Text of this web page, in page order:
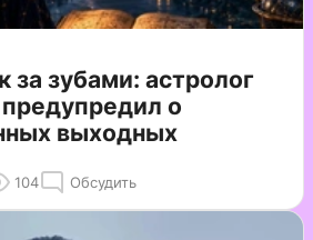
зубами: астролог
о
выходных
104 Обсудить